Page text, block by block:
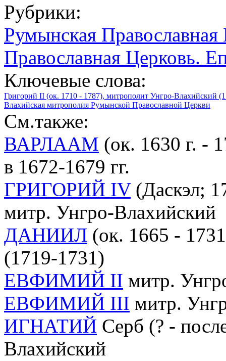
Рубрики:
Румынская Православная
Православная Церковь.
Ключевые слова:
Григорий II (ок. 1710 - 1787), митрополит Унгро-Влахийский
Влахийская митрополия Румынской Православной Церкви
См.также:
ВАРЛААМ (ок. 1630 г. -
в 1672-1679 гг.
ГРИГОРИЙ IV(Даскэл;
митр. Унгро-Влахийский
ДАНИИЛ (ок. 1665 -
(1719-1731)
ЕВФИМИЙ II митр.
ЕВФИМИЙ III митр.
ИГНАТИЙ Серб (? -
Влахийский